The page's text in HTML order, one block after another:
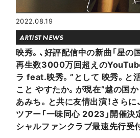
2022.08.19
ARTIST NEWS
映秀。、好評配信中の新曲「星の
再生数3000万回超えの
ラ feat.映秀。”として 映秀。と
こと やすたか。が現在”越の国
あみち。と共に友情出演！さらに
ツアー「一味同心 2023」開催決
シャルファンクラブ最速先行受